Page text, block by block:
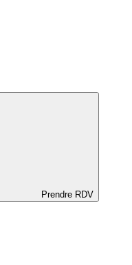
Prendre RDV